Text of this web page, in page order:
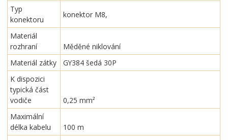
Typ
konektoru
konektor M8,
Materiál
rozhraní
Měděné niklování
Materiál zátky
GY384 šedá 30P
K dispozici
typická část
vodiče
0,25 mm²
Maximální
délka kabelu
100 m